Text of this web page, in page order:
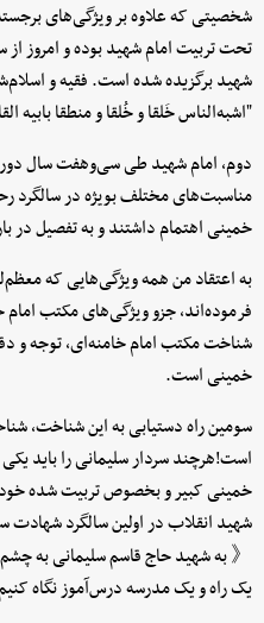
شخصیتی که علاوه بر ویژگی‌های
تحت تربیت امام شهید بوده و امروز از
شهید برگزیده شده است. فقیه و
"اشبه‌الناس خَلقا و خُلقا و منطقا بابیه
دوم، امام شهید طی سی‌وهفت سال
مناسبت‌های مختلف بویژه در سالگرد
خمینی اهتمام داشتند و به تفصیل در
به اعتقاد من همه ویژگی‌هایی که
فرموده‌اند، جزو ویژگی‌های مکتب
شناخت مکتب امام خامنه‌ای، توجه و
خمینی است.
سومین راه دستیابی به این شناخت،
است!هرچند سردار سلیمانی را باید
خمینی کبیر و بخصوص تربیت شده خود
《 به شهید حاج قاسم سلیمانی به
یک راه و یک مدرسه درس‌آموز نگاه